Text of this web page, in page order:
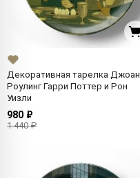
Декоративная тарелка Джоан
Роулинг Гарри Поттер и Рон
Уизли
980 ₽
1 440 ₽